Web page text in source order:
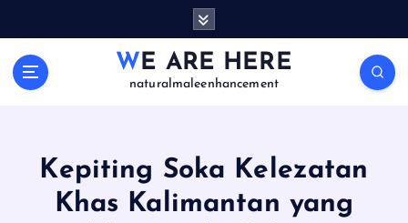
WE ARE HERE
naturalmaleenhancement
Kepiting Soka Kelezatan
Khas Kalimantan yang